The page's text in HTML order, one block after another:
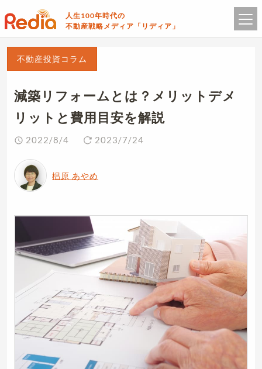
人生100年時代の
不動産戦略メディア「リディア」
不動産投資コラム
減築リフォームとは？メリットデメ
リットと費用目安を解説
2022/8/4 2023/7/24
椙原 あやめ